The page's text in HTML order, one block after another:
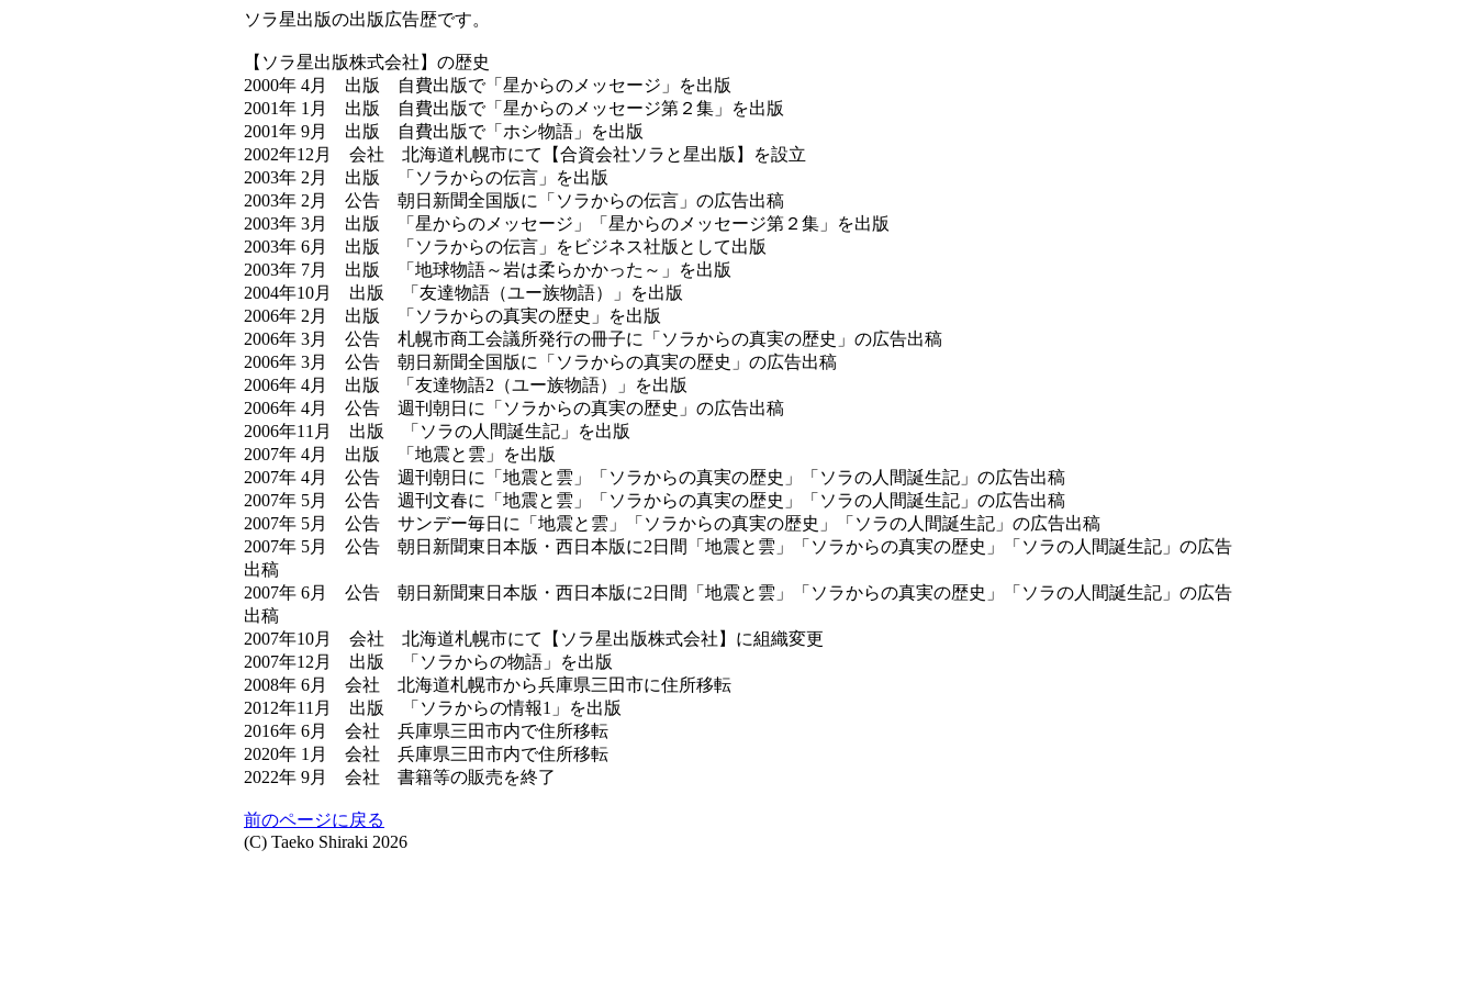
ソラ星出版の出版広告歴です。
【ソラ星出版株式会社】の歴史
2000年 4月 出版 自費出版で「星からのメッセージ」を出版
2001年 1月 出版 自費出版で「星からのメッセージ第２集」を出版
2001年 9月 出版 自費出版で「ホシ物語」を出版
2002年12月 会社 北海道札幌市にて【合資会社ソラと星出版】を設立
2003年 2月 出版 「ソラからの伝言」を出版
2003年 2月 公告 朝日新聞全国版に「ソラからの伝言」の広告出稿
2003年 3月 出版 「星からのメッセージ」「星からのメッセージ第２集」を出版
2003年 6月 出版 「ソラからの伝言」をビジネス社版として出版
2003年 7月 出版 「地球物語～岩は柔らかかった～」を出版
2004年10月 出版 「友達物語（ユー族物語）」を出版
2006年 2月 出版 「ソラからの真実の歴史」を出版
2006年 3月 公告 札幌市商工会議所発行の冊子に「ソラからの真実の歴史」の広告出稿
2006年 3月 公告 朝日新聞全国版に「ソラからの真実の歴史」の広告出稿
2006年 4月 出版 「友達物語2（ユー族物語）」を出版
2006年 4月 公告 週刊朝日に「ソラからの真実の歴史」の広告出稿
2006年11月 出版 「ソラの人間誕生記」を出版
2007年 4月 出版 「地震と雲」を出版
2007年 4月 公告 週刊朝日に「地震と雲」「ソラからの真実の歴史」「ソラの人間誕生記」の広告出稿
2007年 5月 公告 週刊文春に「地震と雲」「ソラからの真実の歴史」「ソラの人間誕生記」の広告出稿
2007年 5月 公告 サンデー毎日に「地震と雲」「ソラからの真実の歴史」「ソラの人間誕生記」の広告出稿
2007年 5月 公告 朝日新聞東日本版・西日本版に2日間「地震と雲」「ソラからの真実の歴史」「ソラの人間誕生記」の広告
出稿
2007年 6月 公告 朝日新聞東日本版・西日本版に2日間「地震と雲」「ソラからの真実の歴史」「ソラの人間誕生記」の広告
出稿
2007年10月 会社 北海道札幌市にて【ソラ星出版株式会社】に組織変更
2007年12月 出版 「ソラからの物語」を出版
2008年 6月 会社 北海道札幌市から兵庫県三田市に住所移転
2012年11月 出版 「ソラからの情報1」を出版
2016年 6月 会社 兵庫県三田市内で住所移転
2020年 1月 会社 兵庫県三田市内で住所移転
2022年 9月 会社 書籍等の販売を終了
前のページに戻る
(C) Taeko Shiraki 2026